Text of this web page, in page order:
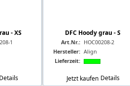
- XS
1
Details
DFC Hoody grau - S
Art.Nr.: HOC00208-2
Hersteller: Align
Lieferzeit:
Jetzt kaufen Details